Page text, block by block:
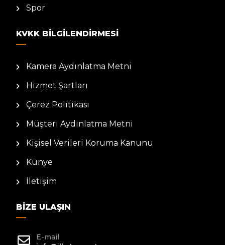
Spor
KVKK BILGILENDIRMESI
Kamera Aydınlatma Metni
Hizmet Şartları
Çerez Politikası
Müşteri Aydınlatma Metni
Kişisel Verileri Koruma Kanunu
Künye
İletişim
BIZE ULAŞIN
E-mail